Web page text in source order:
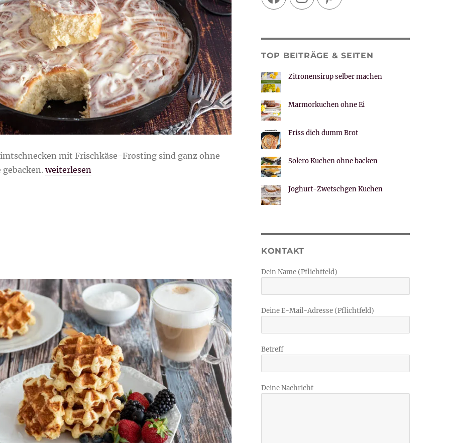
mit Frischkäse-Frosting sind ganz ohne
gebacken.„Fluffige Zimtschnecken mit Frischkäse-Frosting/ohne Hefe“
weiterlesen
TOP BEITRÄGE & SEITEN
Zitronensirup selber machen
Marmorkuchen ohne Ei
Friss dich dumm Brot
Solero Kuchen ohne backen
Joghurt-Zwetschgen Kuchen
KONTAKT
Dein Name (Pflichtfeld)
Deine E-Mail-Adresse (Pflichtfeld)
Betreff
Deine Nachricht